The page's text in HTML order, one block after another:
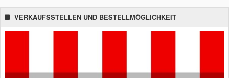
VERKAUFSSTELLEN UND BESTELLMÖGLICHKEIT